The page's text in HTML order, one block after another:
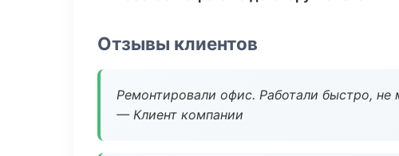
Отзывы клиентов
Ремонтировали офис. Работали быстро,
— Клиент компании